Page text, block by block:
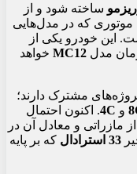
ساخته شود و از
موتوری که در مدل‌هایی
این خودرو یکی از
مدل MC12 خواهد
مشترک دارند؛
و 4C. اکنون احتمال
مازراتی و معادل آن در
33 استرادال
که بر پایه